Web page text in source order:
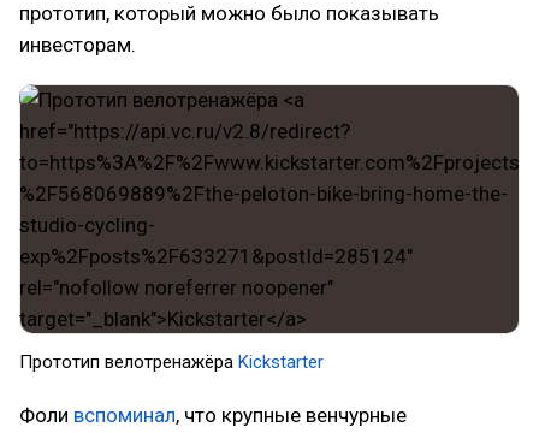
прототип, который можно было показывать
инвесторам.
Прототип велотренажёра Kickstarter
Фоли вспоминал, что крупные венчурные